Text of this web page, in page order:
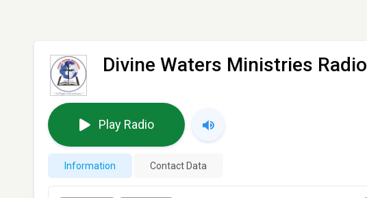
Divine Waters Ministries Radio
Play Radio
Information Contact Data